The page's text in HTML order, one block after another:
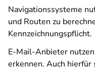
Navigationssysteme
und Routen zu
Kennzeichnungspflicht.
E-Mail-Anbieter
erkennen. Auch